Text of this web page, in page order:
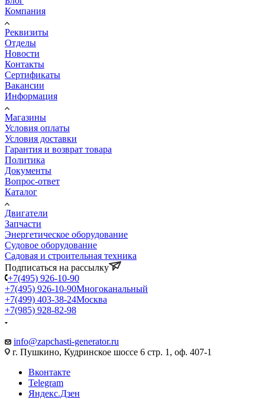
Компания
Реквизиты
Отделы
Новости
Контакты
Сертификаты
Вакансии
Информация
Магазины
Условия оплаты
Условия доставки
Гарантия и возврат товара
Политика
Документы
Вопрос-ответ
Каталог
Двигатели
Запчасти
Энергетическое оборудование
Судовое оборудование
Садовая и строительная техника
Подписаться на рассылку
+7(495) 926-10-90
+7(495) 926-10-90Многоканальный
+7(499) 403-38-24Москва
+7(985) 928-82-98
info@zapchasti-generator.ru
г. Пушкино, Кудринское шоссе 6 стр. 1, оф. 407-1
Вконтакте
Telegram
Яндекс.Дзен